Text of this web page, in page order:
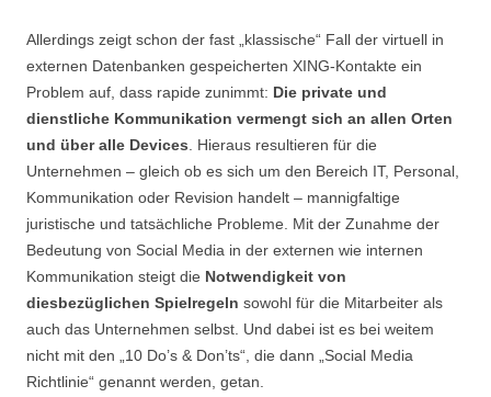
Allerdings zeigt schon der fast „klassische“ Fall der virtuell in
externen Datenbanken gespeicherten XING-Kontakte ein
Problem auf, dass rapide zunimmt: Die private und
dienstliche Kommunikation vermengt sich an allen Orten
und über alle Devices . Hieraus resultieren für die
Unternehmen – gleich ob es sich um den Bereich IT, Personal,
Kommunikation oder Revision handelt – mannigfaltige
juristische und tatsächliche Probleme. Mit der Zunahme der
Bedeutung von Social Media in der externen wie internen
Kommunikation steigt die Notwendigkeit von
diesbezüglichen Spielregeln sowohl für die Mitarbeiter als
auch das Unternehmen selbst. Und dabei ist es bei weitem
nicht mit den „10 Do’s & Don’ts“, die dann „Social Media
Richtlinie“ genannt werden, getan.